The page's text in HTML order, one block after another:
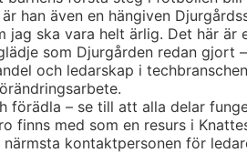
han även en hängiven
jag ska vara helt ärlig. Det här
som Djurgården redan gjort
och ledarskap i
förädla – se till att alla delar
finns med som en resurs i
kontaktpersonen för